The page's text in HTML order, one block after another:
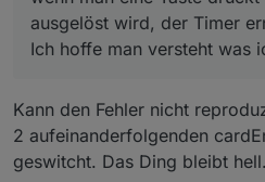
ausgelöst wird, der Timer
Ich hoffe man versteht was
Kann den Fehler nicht
2 aufeinanderfolgenden
geswitcht. Das Ding bleibt